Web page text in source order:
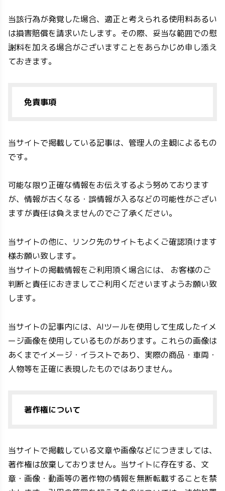
当該行為が発覚した場合、適正と考えられる使用料あるい
は損害賠償を請求いたします。その際、妥当な範囲での慰
謝料を加える場合がございますことをあらかじめ申し添え
ておきます。
免責事項
当サイトで掲載している記事は、管理人の主観によるもの
です。
可能な限り正確な情報をお伝えするよう努めております
が、情報が古くなる・誤情報が入るなどの可能性がござい
ますが責任は負えませんのでご了承ください。
当サイトの他に、リンク先のサイトもよくご確認頂けます
様お願い致します。
当サイトの掲載情報をご利用頂く場合には、 お客様のご
判断と責任におきましてご利用くださいますようお願い致
します。
当サイトの記事内には、AIツールを使用して生成したイメ
ージ画像を使用しているものがあります。これらの画像は
あくまでイメージ・イラストであり、実際の商品・車両・
人物等を正確に表現したものではありません。
著作権について
当サイトで掲載している文章や画像などにつきましては、
著作権は放棄しておりません。当サイトに存在する、文
章・画像・動画等の著作物の情報を無断転載することを禁